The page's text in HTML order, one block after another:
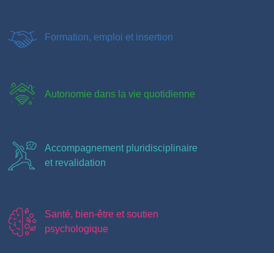
Formation, emploi et insertion
Autonomie dans la vie quotidienne
Accompagnement pluridisciplinaire
et revalidation
Santé, bien-être et soutien
psychologique